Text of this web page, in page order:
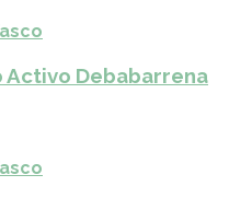
Debabarrena